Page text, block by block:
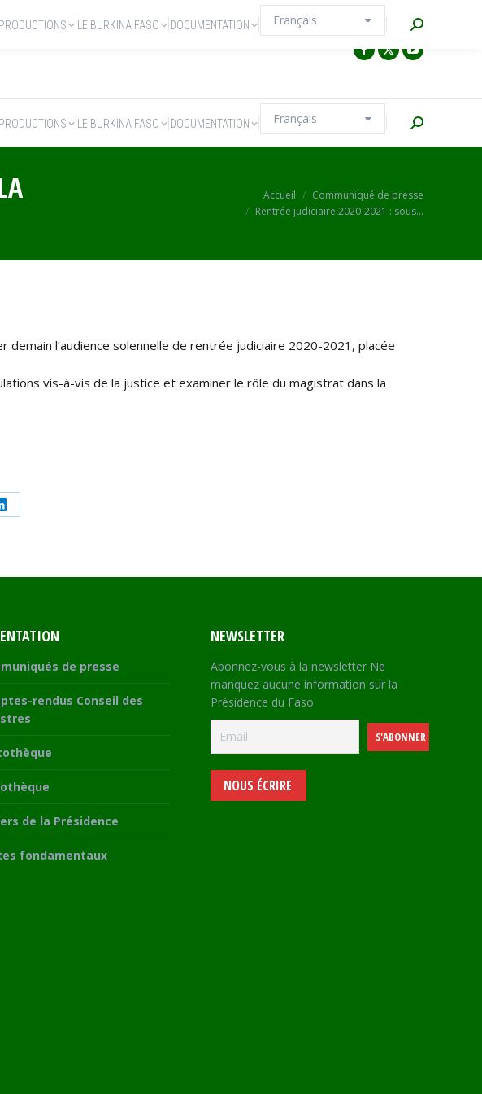
LE BURKINA FASO DOCUMENTATION Recherche
Accueil
Communiqué de presse
Rentrée judiciaire ‪2020-2021‬ : sous…
l’audience solennelle de rentrée judiciaire ‪2020-2021‬, placée
vis-à-vis de la justice et examiner le rôle du magistrat dans la
de presse
rendus Conseil des
de la Présidence
fondamentaux
NEWSLETTER
Abonnez-vous à la newsletter Ne
manquez aucune information sur la
Présidence du Faso
NOUS ÉCRIRE
LE BURKINA FASO DOCUMENTATION Recherche